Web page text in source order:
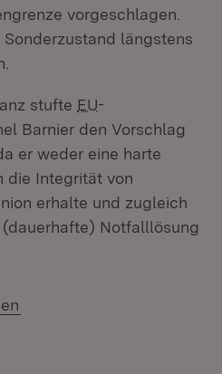
vorgeschlagen.
längstens
stufte EU-
Barnier den Vorschlag
er weder eine harte
die Integrität von
erhalte und zugleich
Notfalllösung